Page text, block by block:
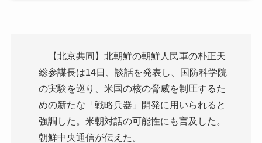
【北京共同】北朝鮮の朝鮮人民軍の朴正天
総参謀長は14日、談話を発表し、国防科学院
の実験を巡り、米国の核の脅威を制圧するた
めの新たな「戦略兵器」開発に用いられると
強調した。米朝対話の可能性にも言及した。
朝鮮中央通信が伝えた。